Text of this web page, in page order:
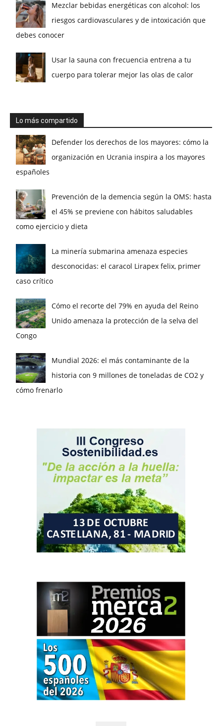
Mezclar bebidas energéticas con alcohol: los
riesgos cardiovasculares y de intoxicación que
debes conocer
Usar la sauna con frecuencia entrena a tu
cuerpo para tolerar mejor las olas de calor
Lo más compartido
Defender los derechos de los mayores: cómo la
organización en Ucrania inspira a los mayores
españoles
Prevención de la demencia según la OMS: hasta
el 45% se previene con hábitos saludables
como ejercicio y dieta
La minería submarina amenaza especies
desconocidas: el caracol Lirapex felix, primer
caso crítico
Cómo el recorte del 79% en ayuda del Reino
Unido amenaza la protección de la selva del
Congo
Mundial 2026: el más contaminante de la
historia con 9 millones de toneladas de CO2 y
cómo frenarlo